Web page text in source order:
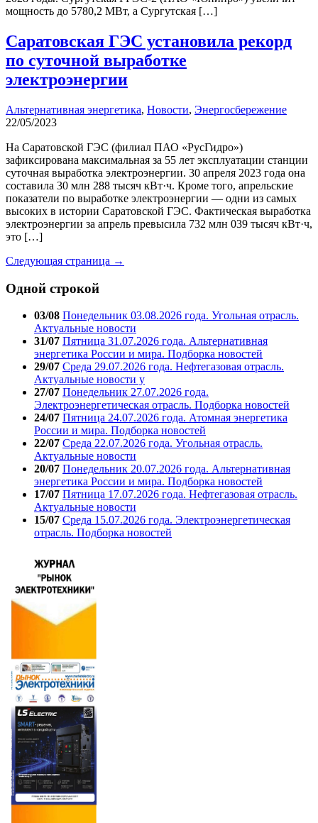
мощность до 5780,2 МВт, а Сургутская […]
Саратовская ГЭС установила рекорд
по суточной выработке
электроэнергии
Альтернативная энергетика, Новости, Энергосбережение
22/05/2023
На Саратовской ГЭС (филиал ПАО «РусГидро»)
зафиксирована максимальная за 55 лет эксплуатации станции
суточная выработка электроэнергии. 30 апреля 2023 года она
составила 30 млн 288 тысяч кВт·ч. Кроме того, апрельские
показатели по выработке электроэнергии — одни из самых
высоких в истории Саратовской ГЭС. Фактическая выработка
электроэнергии за апрель превысила 732 млн 039 тысяч кВт·ч,
это […]
Следующая страница →
Одной строкой
03/08 Понедельник 03.08.2026 года. Угольная отрасль.
Актуальные новости
31/07 Пятница 31.07.2026 года. Альтернативная
энергетика России и мира. Подборка новостей
29/07 Среда 29.07.2026 года. Нефтегазовая отрасль.
Актуальные новости у
27/07 Понедельник 27.07.2026 года.
Электроэнергетическая отрасль. Подборка новостей
24/07 Пятница 24.07.2026 года. Атомная энергетика
России и мира. Подборка новостей
22/07 Среда 22.07.2026 года. Угольная отрасль.
Актуальные новости
20/07 Понедельник 20.07.2026 года. Альтернативная
энергетика России и мира. Подборка новостей
17/07 Пятница 17.07.2026 года. Нефтегазовая отрасль.
Актуальные новости
15/07 Среда 15.07.2026 года. Электроэнергетическая
отрасль. Подборка новостей